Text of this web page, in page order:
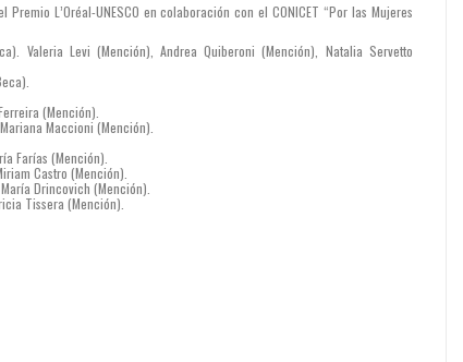
L’Oréal-UNESCO en colaboración con el CONICET “Por las Mujeres
Valeria Levi (Mención), Andrea Quiberoni (Mención), Natalia Servetto
(Mención).
Maccioni (Mención).
Farías (Mención).
Castro (Mención).
Drincovich (Mención).
Tissera (Mención).